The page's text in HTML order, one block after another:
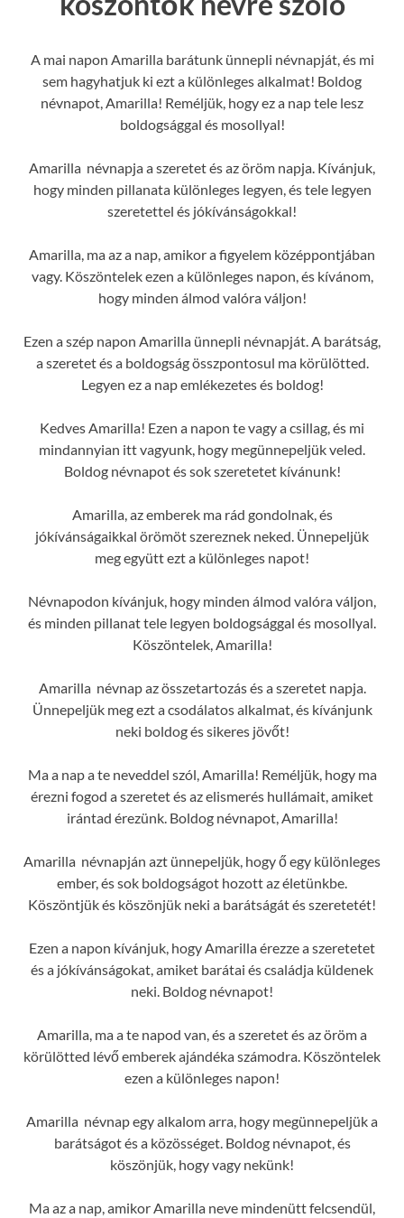
A mai napon Amarilla barátunk ünnepli névnapját, és mi
sem hagyhatjuk ki ezt a különleges alkalmat! Boldog
névnapot, Amarilla! Reméljük, hogy ez a nap tele lesz
boldogsággal és mosollyal!
Amarilla névnapja a szeretet és az öröm napja. Kívánjuk,
hogy minden pillanata különleges legyen, és tele legyen
szeretettel és jókívánságokkal!
Amarilla, ma az a nap, amikor a figyelem középpontjában
vagy. Köszöntelek ezen a különleges napon, és kívánom,
hogy minden álmod valóra váljon!
Ezen a szép napon Amarilla ünnepli névnapját. A barátság,
a szeretet és a boldogság összpontosul ma körülötted.
Legyen ez a nap emlékezetes és boldog!
Kedves Amarilla! Ezen a napon te vagy a csillag, és mi
mindannyian itt vagyunk, hogy megünnepeljük veled.
Boldog névnapot és sok szeretetet kívánunk!
Amarilla, az emberek ma rád gondolnak, és
jókívánságaikkal örömöt szereznek neked. Ünnepeljük
meg együtt ezt a különleges napot!
Névnapodon kívánjuk, hogy minden álmod valóra váljon,
és minden pillanat tele legyen boldogsággal és mosollyal.
Köszöntelek, Amarilla!
Amarilla névnap az összetartozás és a szeretet napja.
Ünnepeljük meg ezt a csodálatos alkalmat, és kívánjunk
neki boldog és sikeres jövőt!
Ma a nap a te neveddel szól, Amarilla! Reméljük, hogy ma
érezni fogod a szeretet és az elismerés hullámait, amiket
irántad érezünk. Boldog névnapot, Amarilla!
Amarilla névnapján azt ünnepeljük, hogy ő egy különleges
ember, és sok boldogságot hozott az életünkbe.
Köszöntjük és köszönjük neki a barátságát és szeretetét!
Ezen a napon kívánjuk, hogy Amarilla érezze a szeretetet
és a jókívánságokat, amiket barátai és családja küldenek
neki. Boldog névnapot!
Amarilla, ma a te napod van, és a szeretet és az öröm a
körülötted lévő emberek ajándéka számodra. Köszöntelek
ezen a különleges napon!
Amarilla névnap egy alkalom arra, hogy megünnepeljük a
barátságot és a közösséget. Boldog névnapot, és
köszönjük, hogy vagy nekünk!
Ma az a nap, amikor Amarilla neve mindenütt felcsendül,